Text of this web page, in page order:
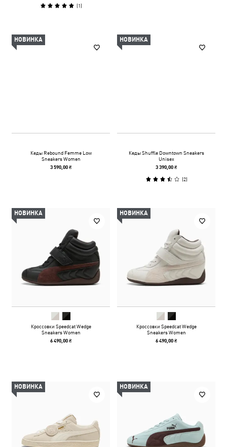
(1)
НОВИНКА
Кеды Rebound Femme Low
Sneakers Women
3 590,00 ₴
НОВИНКА
Кеды Shuffle Downtown Sneakers
Unisex
3 390,00 ₴
(2)
НОВИНКА
Кроссовки Speedcat Wedge
Sneakers Women
6 490,00 ₴
НОВИНКА
Кроссовки Speedcat Wedge
Sneakers Women
6 490,00 ₴
НОВИНКА НОВИНКА